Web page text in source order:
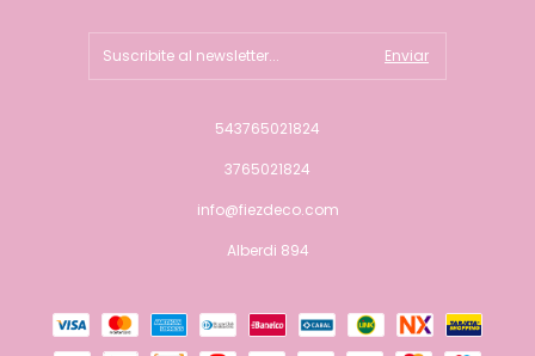
543765021824
3765021824
info@fiezdeco.com
Alberdi 894